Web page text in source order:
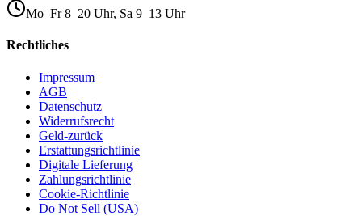
Mo–Fr 8–20 Uhr, Sa 9–13 Uhr
Rechtliches
Impressum
AGB
Datenschutz
Widerrufsrecht
Geld-zurück
Erstattungsrichtlinie
Digitale Lieferung
Zahlungsrichtlinie
Cookie-Richtlinie
Do Not Sell (USA)